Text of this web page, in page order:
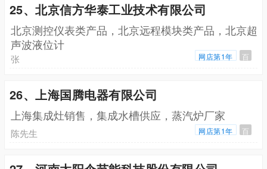
25、北京信方华泰工业技术有限公司
北京测控仪表类产品，北京远程模块类产品，北京超
声波液位计
张 网店第1年 百
26、上海国腾电器有限公司
上海集成灶销售，集成水槽供应，蒸汽炉厂家
陈先生 网店第1年 百